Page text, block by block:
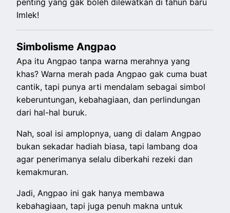
penting yang gak boleh dilewatkan di tahun baru
Imlek!
Simbolisme Angpao
Apa itu Angpao tanpa warna merahnya yang
khas? Warna merah pada Angpao gak cuma buat
cantik, tapi punya arti mendalam sebagai simbol
keberuntungan, kebahagiaan, dan perlindungan
dari hal-hal buruk.
Nah, soal isi amplopnya, uang di dalam Angpao
bukan sekadar hadiah biasa, tapi lambang doa
agar penerimanya selalu diberkahi rezeki dan
kemakmuran.
Jadi, Angpao ini gak hanya membawa
kebahagiaan, tapi juga penuh makna untuk